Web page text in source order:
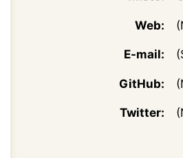
Web:
E-mail:
GitHub:
Twitter: